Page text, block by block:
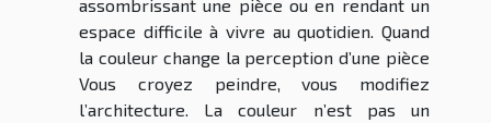
assombrissant une pièce ou en rendant un
espace difficile à vivre au quotidien. Quand
la couleur change la perception d’une pièce
Vous croyez peindre, vous modifiez
l’architecture. La couleur n’est pas un